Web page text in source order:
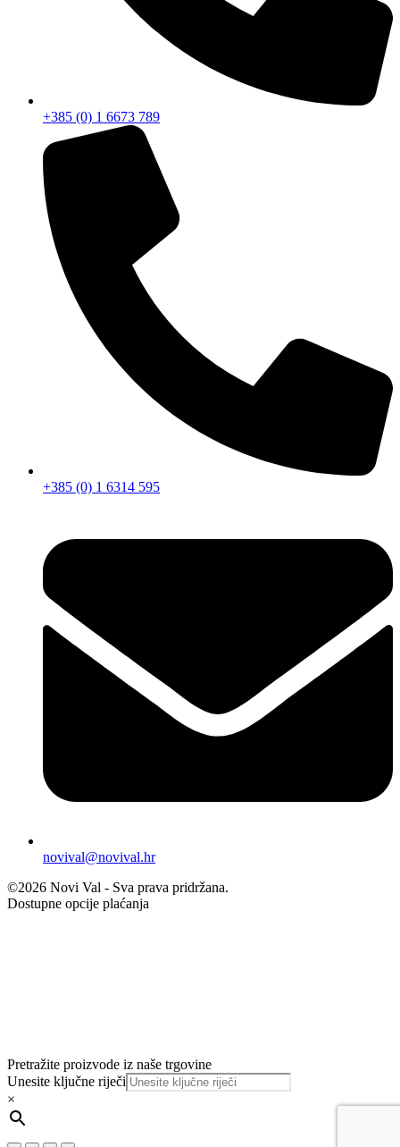
+385 (0) 1 6673 789
+385 (0) 1 6314 595
novival@novival.hr
©2026 Novi Val - Sva prava pridržana.
Dostupne opcije plaćanja
Pretražite proizvode iz naše trgovine
Unesite ključne riječi
×